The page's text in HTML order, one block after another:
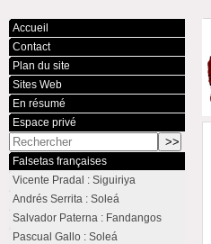
Accueil
Contact
Plan du site
Sites Web
En résumé
Espace privé
Falsetas françaises
Vicente Pradal : Siguiriya
Andrés Serrita : Soleá
Salvador Paterna : Fandangos
Pascual Gallo : Soleá